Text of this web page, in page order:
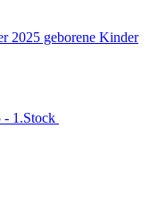
2025 geborene Kinder
- 1.Stock